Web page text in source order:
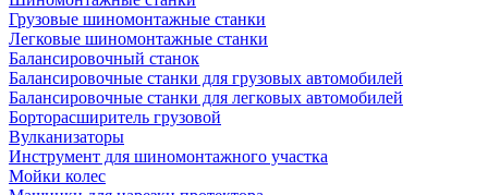
Грузовые шиномонтажные станки
Легковые шиномонтажные станки
Балансировочный станок
Балансировочные станки для грузовых автомобилей
Балансировочные станки для легковых автомобилей
Борторасширитель грузовой
Вулканизаторы
Инструмент для шиномонтажного участка
Мойки колес